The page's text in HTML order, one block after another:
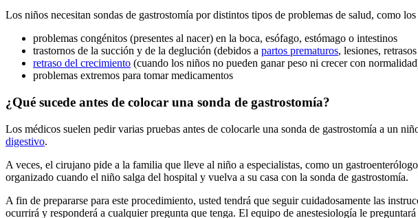
Los niños necesitan sondas de gastrostomía por distintos tipos de problemas de salud, como los
problemas congénitos (presentes al nacer) en la boca, esófago, estómago o intestinos
trastornos de la succión y de la deglución (debidos a partos prematuros, lesiones,
retraso del crecimiento (cuando los niños no pueden ganar peso ni crecer con
problemas extremos para tomar medicamentos
¿Qué sucede antes de colocar una sonda de gastrostomía?
Los médicos suelen pedir varias pruebas antes de colocarle una sonda de gastrostomía a un
digestivo.
A veces, el cirujano pide a la familia que lleve al niño a especialistas, como un
organizado cuando el niño salga del hospital y vuelva a su casa con la sonda de gastrostomía.
A fin de prepararse para este procedimiento, usted tendrá que seguir cuidadosamente las
ocurrirá y responderá a cualquier pregunta que tenga. El equipo de anestesiología le